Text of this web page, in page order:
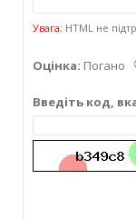
Увага: HTML не
Оцінка: Погано
Введіть код,